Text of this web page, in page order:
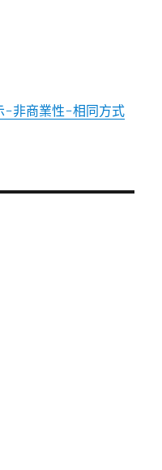
-非商業性-相同方式